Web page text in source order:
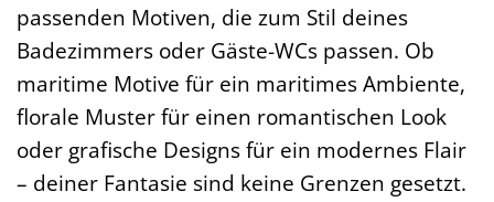
passenden Motiven, die zum Stil deines
Badezimmers oder Gäste-WCs passen. Ob
maritime Motive für ein maritimes Ambiente,
florale Muster für einen romantischen Look
oder grafische Designs für ein modernes Flair
– deiner Fantasie sind keine Grenzen gesetzt.